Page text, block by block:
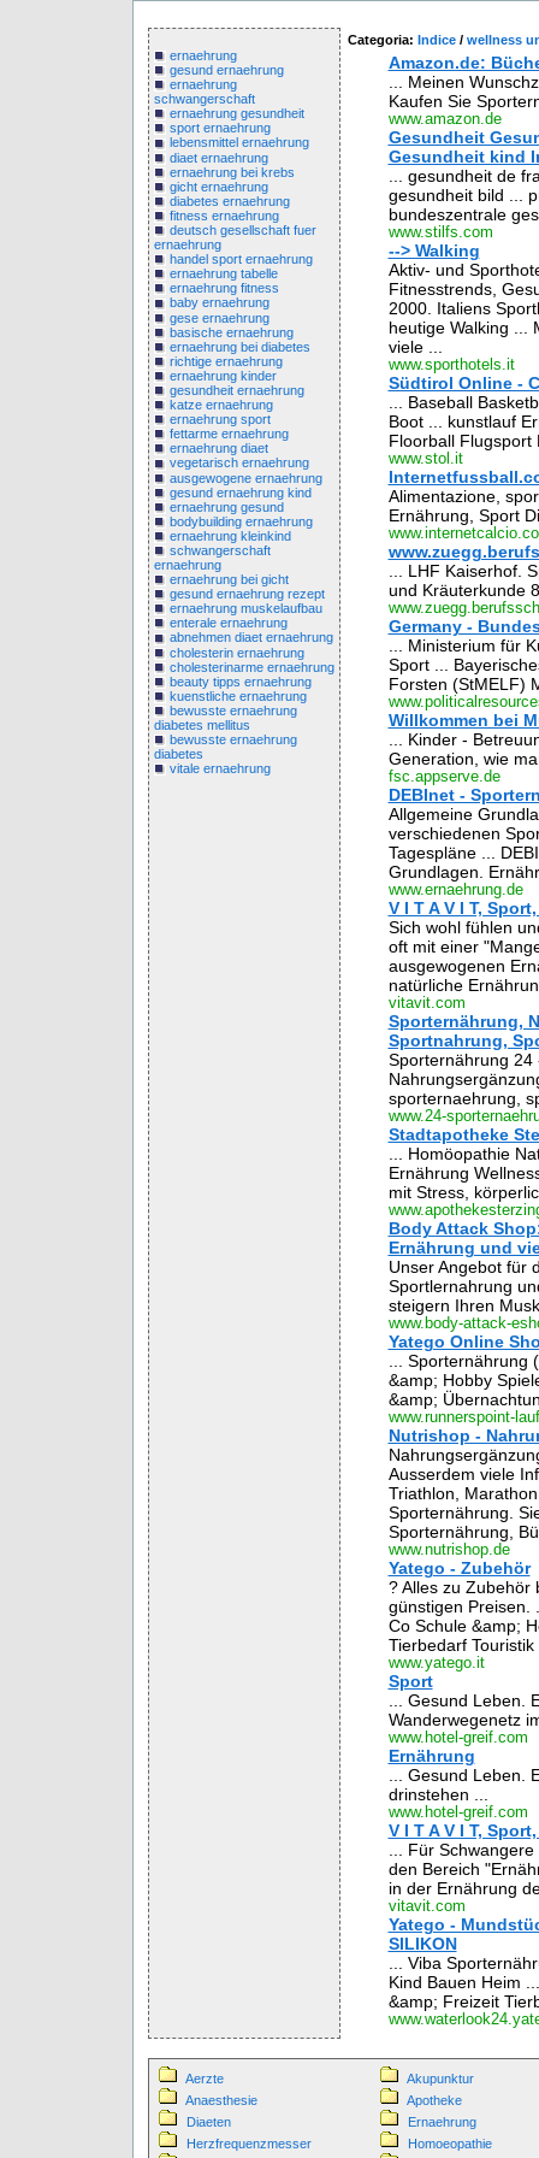
ernaehrung
gesund ernaehrung
ernaehrung
schwangerschaft
ernaehrung gesundheit
sport ernaehrung
lebensmittel ernaehrung
diaet ernaehrung
ernaehrung bei krebs
gicht ernaehrung
diabetes ernaehrung
fitness ernaehrung
deutsch gesellschaft fuer
ernaehrung
handel sport ernaehrung
ernaehrung tabelle
ernaehrung fitness
baby ernaehrung
gese ernaehrung
basische ernaehrung
ernaehrung bei diabetes
richtige ernaehrung
ernaehrung kinder
gesundheit ernaehrung
katze ernaehrung
ernaehrung sport
fettarme ernaehrung
ernaehrung diaet
vegetarisch ernaehrung
ausgewogene ernaehrung
gesund ernaehrung kind
ernaehrung gesund
bodybuilding ernaehrung
ernaehrung kleinkind
schwangerschaft
ernaehrung
ernaehrung bei gicht
gesund ernaehrung rezept
ernaehrung muskelaufbau
enterale ernaehrung
abnehmen diaet ernaehrung
cholesterin ernaehrung
cholesterinarme ernaehrung
beauty tipps ernaehrung
kuenstliche ernaehrung
bewusste ernaehrung
diabetes mellitus
bewusste ernaehrung
diabetes
vitale ernaehrung
Categoria: Indice / wellness
Amazon.de:
... Meinen
Kaufen Sie
www.amazon.de
Gesundheit
Gesundheit kind
... gesundheit de
gesundheit bild ...
bundeszentrale
www.stilfs.com
--> Walking
Aktiv- und
Fitnesstrends,
2000. Italiens
heutige Walking ...
viele ...
www.sporthotels.it
Südtirol Online -
... Baseball
Boot ... kunstlauf
Floorball Flugsport
www.stol.it
Alimentazione,
Ernährung, Sport
... LHF Kaiserhof.
und Kräuterkunde
Germany -
... Ministerium für
Sport ...
Forsten (StMELF)
Willkommen bei
... Kinder -
Generation, wie
fsc.appserve.de
DEBInet -
Allgemeine
verschiedenen
Tagespläne ...
Grundlagen.
www.ernaehrung.de
V I T A V I T,
Sich wohl fühlen
oft mit einer
ausgewogenen
natürliche
vitavit.com
Sporternährung,
Sportnahrung,
Sporternährung 24
sporternaehrung,
www.24-
Stadtapotheke
... Homöopathie
Ernährung
mit Stress,
Body Attack
Ernährung und
Unser Angebot für
Sportlernahrung
steigern Ihren
www.body-attack-
Yatego Online
...
&amp; Hobby
&amp;
www.runnerspoint-
Nutrishop -
Ausserdem viele
Triathlon,
Sporternährung.
Sporternährung,
www.nutrishop.de
Yatego - Zubehör
? Alles zu Zubehör
günstigen Preisen.
Co Schule &amp;
Tierbedarf
www.yatego.it
Sport
... Gesund Leben.
Wanderwegenetz
www.hotel-greif.com
Ernährung
... Gesund Leben.
drinstehen ...
www.hotel-greif.com
V I T A V I T,
... Für
den Bereich
in der Ernährung
vitavit.com
Yatego -
SILIKON
... Viba
Kind Bauen Heim
&amp; Freizeit
Aerzte
Akupunktur
Anaesthesie
Apotheke
Diaeten
Ernaehrung
Herzfrequenzmesser
Homoeopathie